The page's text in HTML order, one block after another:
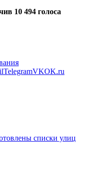
10 494 голоса
TelegramVKOK.ru
списки улиц